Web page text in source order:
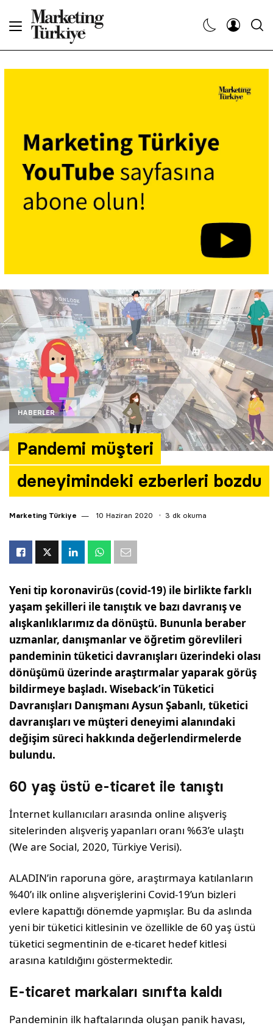
HABERLER
Pandemi müşteri
deneyimindeki ezberleri bozdu
Marketing Türkiye 10 Haziran 2020 3 dk okuma
Yeni tip koronavirüs (covid-19) ile birlikte farklı
yaşam şekilleri ile tanıştık ve bazı davranış ve
alışkanlıklarımız da dönüştü. Bununla beraber
uzmanlar, danışmanlar ve öğretim görevlileri
pandeminin tüketici davranışları üzerindeki olası
dönüşümü üzerinde araştırmalar yaparak görüş
bildirmeye başladı. Wiseback’in Tüketici
Davranışları Danışmanı Aysun Şabanlı, tüketici
davranışları ve müşteri deneyimi alanındaki
değişim süreci hakkında değerlendirmelerde
bulundu.
60 yaş üstü e-ticaret ile tanıştı
İnternet kullanıcıları arasında online alışveriş
sitelerinden alışveriş yapanları oranı %63’e ulaştı
(We are Social, 2020, Türkiye Verisi).
ALADIN’in raporuna göre, araştırmaya katılanların
%40’ı ilk online alışverişlerini Covid-19’un bizleri
evlere kapattığı dönemde yapmışlar. Bu da aslında
yeni bir tüketici kitlesinin ve özellikle de 60 yaş üstü
tüketici segmentinin de e-ticaret hedef kitlesi
arasına katıldığını göstermektedir.
E-ticaret markaları sınıfta kaldı
Pandeminin ilk haftalarında oluşan panik havası,
Dergiler
Etkinlikler
Araştırma